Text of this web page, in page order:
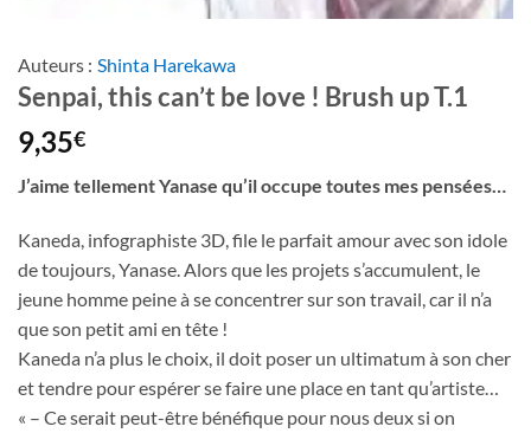
Auteurs : Shinta Harekawa
Senpai, this can’t be love ! Brush up T.1
9,35€
J’aime tellement Yanase qu’il occupe toutes mes pensées…
Kaneda, infographiste 3D, file le parfait amour avec son idole
de toujours, Yanase. Alors que les projets s’accumulent, le
jeune homme peine à se concentrer sur son travail, car il n’a
que son petit ami en tête !
Kaneda n’a plus le choix, il doit poser un ultimatum à son cher
et tendre pour espérer se faire une place en tant qu’artiste…
« – Ce serait peut-être bénéfique pour nous deux si on